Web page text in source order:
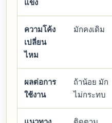
แข็ง
ความโค้ง
เปลี่ยน
ไหม
มักคงเดิม
ผลต่อการ
ใช้งาน
ถ้าน้อย มัก
ไม่กระทบ